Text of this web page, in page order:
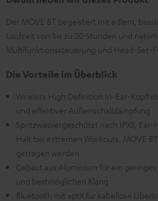
Der MOVE BT begeistert mit edlem,
Laufzeit von bis zu 20 Stunden und
Multifunktionssteuerung und Head-Set-
Die Vorteile im Überblick
Wireless High Definition In-Ear-
und effektiver Außenschalldämpfung
Spritzwassergeschützt nach IPX5,
Halt bei extremen Workouts, MOVE
getragen werden
Gebaut aus Aluminium für ein
und bestmöglichen Klang
Bluetooth mit aptX für kabellose